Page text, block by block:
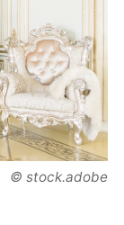
© stock.adobe